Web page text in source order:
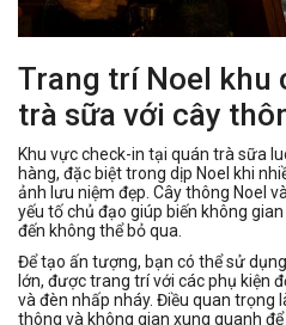
Trang trí Noel khu
trà sữa với cây
Khu vực check-in tại quán trà sữa
hàng, đặc biệt trong dịp Noel khi
ảnh lưu niệm đẹp. Cây thông Noel
yếu tố chủ đạo giúp biến không
đến không thể bỏ qua.
Để tạo ấn tượng, bạn có thể sử
lớn, được trang trí với các phụ kiện
và đèn nhấp nháy. Điều quan trọng
thông và không gian xung quanh